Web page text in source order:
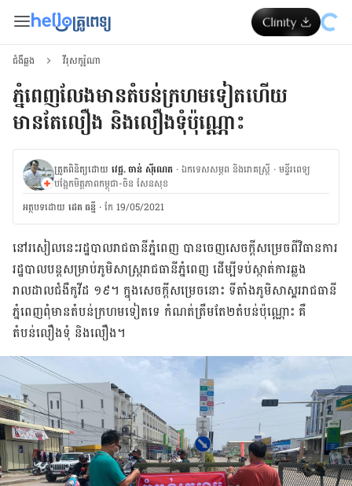
ជំងឺឆ្លង វីរុសកូរ៉ូណា
ភ្នំពេញលែងមានតំបន់ក្រហមទៀតហើយ
មានតែលឿង និងលឿងទុំប៉ុណ្ណោះ
ត្រួតពិនិត្យដោយ វេជ្ជ. ចាន់ ស៊ីណេត ·ឯកទេសសម្ភព និងរោគស្ត្រី ·ម​ន្ទីរពេទ្យ
បង្អែកមិត្តភាពកម្ពុជា-ចិន សែនសុខ
អត្ថបទ​ដោយ ដេត ធន្នី ·កែ 19/05/2021
នៅ​រសៀល​នេះ​រដ្ឋបាល​រាជធានី​ភ្នំពេញ បាន​ចេញ​សេចក្តី​​សម្រេច​ពី​វិធានការ​
រដ្ឋបាល​បន្ត​សម្រាប់​ភូមិសាស្រ្ត​រាជធានី​ភ្នំពេញ ដើម្បី​ទប់ស្កាត់​ការឆ្លង​
រាលដាល​ជំងឺ​កូវីដ ១៩។ ក្នុង​សេចក្តី​សម្រេច​នោះ ទីតាំង​ភូមិសាស្ត្​ររាជធានី​
ភ្នំពេញ​ពុំ​មាន​តំបន់​ក្រហម​ទៀត​ទេ កំណត់​ត្រឹមតែ​២តំបន់ប៉ុណ្ណោះ គឺ
តំបន់លឿងទុំ និងលឿង។